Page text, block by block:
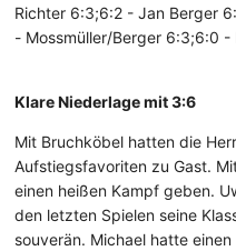
Richter 6:3;6:2 - Jan Berger
- Mossmüller/Berger 6:3;6:0
Klare Niederlage mit 3:6
Mit Bruchköbel hatten die
Aufstiegsfavoriten zu Gast.
einen heißen Kampf geben.
den letzten Spielen seine
souverän. Michael hatte